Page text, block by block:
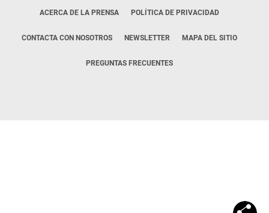
ACERCA DE LA PRENSA POLÍTICA DE PRIVACIDAD
CONTACTA CON NOSOTROS NEWSLETTER MAPA DEL SITIO
PREGUNTAS FRECUENTES